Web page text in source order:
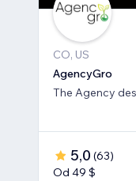
CO, US
AgencyGro
The Agency
5,0 (63)
Od 49 $